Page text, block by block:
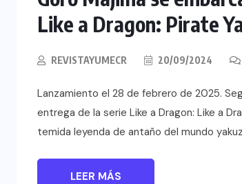
Like a Dragon: Pirate
REVISTAYUMECR 20/09/2024
Lanzamiento el 28 de febrero de 2025.
entrega de la serie Like a Dragon: Like a
temida leyenda de antaño del mundo
LEER MÁS